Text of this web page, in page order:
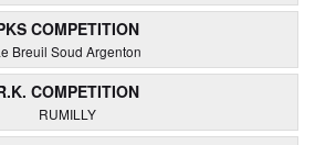
COMPETITION
Breuil Soud Argenton
COMPETITION
RUMILLY